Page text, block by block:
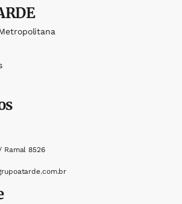
Ramal 8526